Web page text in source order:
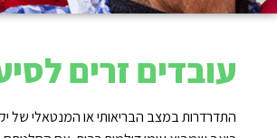
עובדים זרים
התדרדרות במצב הבריאותי או המנטאלי של